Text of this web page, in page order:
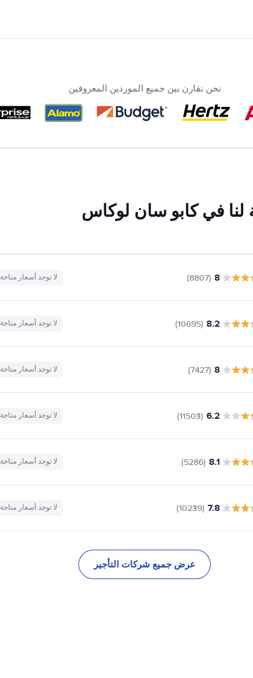
نحن نقارن بين جميع الموردين المعروفين
لنا في كابو سان لوكاس
8
(8807) لا توجد أسعار متاحة
8.2
(10695) لا توجد أسعار متاحة
8
(7427) لا توجد أسعار متاحة
6.2
(11503) لا توجد أسعار متاحة
8.1
(5286) لا توجد أسعار متاحة
7.8
(10239) لا توجد أسعار متاحة
عرض جميع شركات التأجير